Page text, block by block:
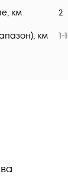
км 2
км 1-